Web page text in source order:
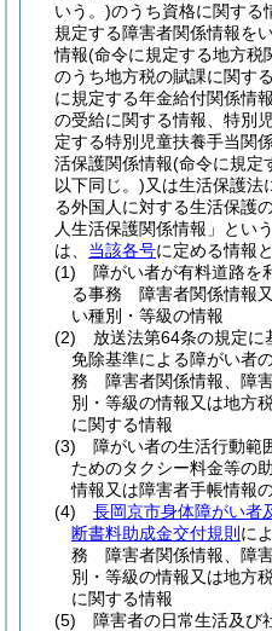
いう。)のうち資格に関する
規定する障害者関係情報を
情報(命令に規定する地方税
のうち地方税の賦課に関す
に規定する年金給付関係情
の受給に関する情報、特別
定する特別児童扶養手当関
活保護関係情報(命令に規定
以下同じ。)又は生活保護法
る外国人に対する生活保護
人生活保護関係情報」とい
は、 当該各号に定める情報と
(1)
障がい者が有料道路を
る事務 障害者関係情報
い種別・等級の情報
(2)
放送法第64条の規定に
免除基準による障がい者
務 障害者関係情報、障
別・等級の情報又は地方
に関する情報
(3)
障がい者の生活行動範
ためのタクシー料金等の
情報又は障害者手帳情報
(4)
長岡京市身体障がい者
断書料助成金交付規則 に
務 障害者関係情報、障
別・等級の情報又は地方
に関する情報
(5)
障害者の日常生活及び